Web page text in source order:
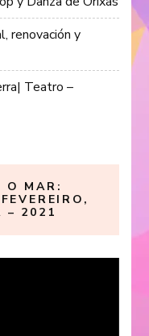
renovación y
Teatro –
O MAR:
– 2021